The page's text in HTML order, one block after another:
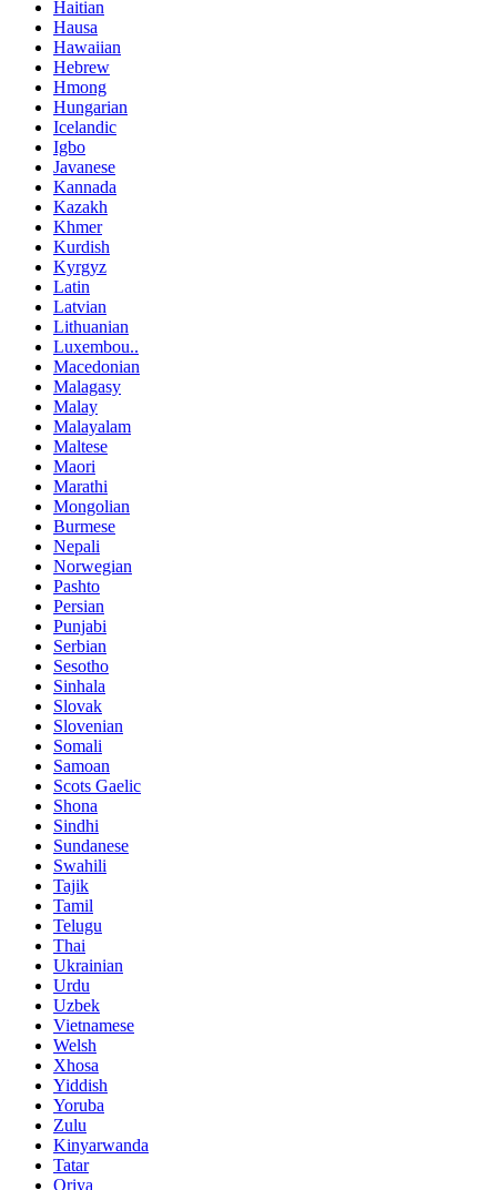
Haitian
Hausa
Hawaiian
Hebrew
Hmong
Hungarian
Icelandic
Igbo
Javanese
Kannada
Kazakh
Khmer
Kurdish
Kyrgyz
Latin
Latvian
Lithuanian
Luxembou..
Macedonian
Malagasy
Malay
Malayalam
Maltese
Maori
Marathi
Mongolian
Burmese
Nepali
Norwegian
Pashto
Persian
Punjabi
Serbian
Sesotho
Sinhala
Slovak
Slovenian
Somali
Samoan
Scots Gaelic
Shona
Sindhi
Sundanese
Swahili
Tajik
Tamil
Telugu
Thai
Ukrainian
Urdu
Uzbek
Vietnamese
Welsh
Xhosa
Yiddish
Yoruba
Zulu
Kinyarwanda
Tatar
Oriya